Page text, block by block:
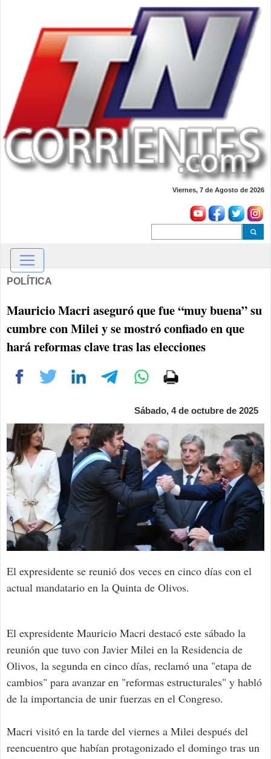
Viernes, 7 de Agosto de 2026
POLÍTICA
Mauricio Macri aseguró que fue “muy buena” su
cumbre con Milei y se mostró confiado en que
hará reformas clave tras las elecciones
Sábado, 4 de octubre de 2025
El expresidente se reunió dos veces en cinco días con el
actual mandatario en la Quinta de Olivos.
El expresidente Mauricio Macri destacó este sábado la
reunión que tuvo con Javier Milei en la Residencia de
Olivos, la segunda en cinco días, reclamó una "etapa de
cambios" para avanzar en "reformas estructurales" y habló
de la importancia de unir fuerzas en el Congreso.
Macri visitó en la tarde del viernes a Milei después del
reencuentro que habían protagonizado el domingo tras un